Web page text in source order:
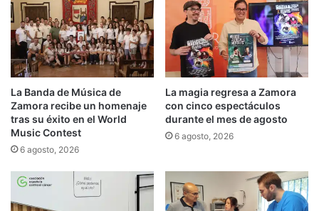
La Banda de Música de
Zamora recibe un homenaje
tras su éxito en el World
Music Contest
6 agosto, 2026
La magia regresa a Zamora
con cinco espectáculos
durante el mes de agosto
6 agosto, 2026